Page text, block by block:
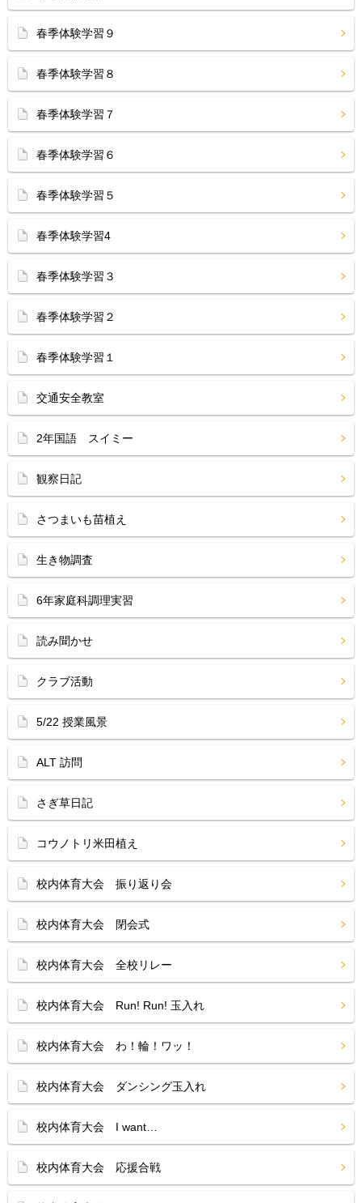
春季体験学習９
春季体験学習８
春季体験学習７
春季体験学習６
春季体験学習５
春季体験学習4
春季体験学習３
春季体験学習２
春季体験学習１
交通安全教室
2年国語 スイミー
観察日記
さつまいも苗植え
生き物調査
6年家庭科調理実習
読み聞かせ
クラブ活動
5/22 授業風景
ALT 訪問
さぎ草日記
コウノトリ米田植え
校内体育大会 振り返り会
校内体育大会 閉会式
校内体育大会 全校リレー
校内体育大会 Run! Run! 玉入れ
校内体育大会 わ！輪！ワッ！
校内体育大会 ダンシング玉入れ
校内体育大会 I want…
校内体育大会 応援合戦